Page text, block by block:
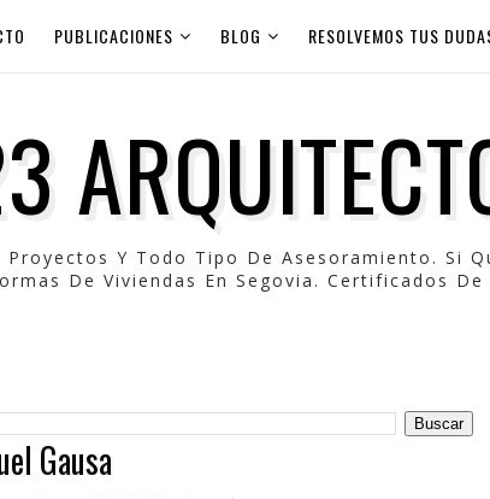
PUBLICACIONES BLOG RESOLVEMOS TUS
Y Todo Tipo De Asesoramiento. Si
De Viviendas En Segovia. Certificados
Gausa